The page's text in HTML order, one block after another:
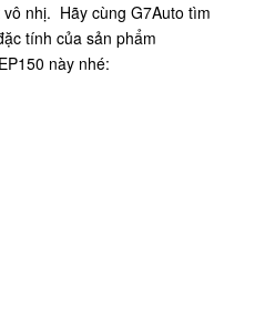
nhị. Hãy cùng G7Auto tìm
tính của sản phẩm
này nhé: